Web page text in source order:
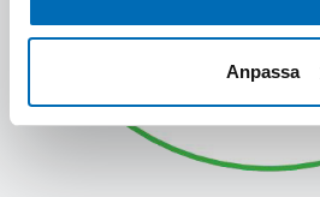
Anpassa